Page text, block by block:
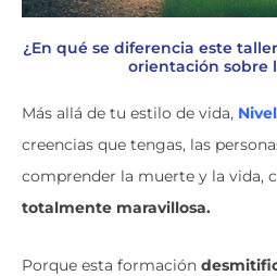
¿En qué se diferencia este
orientación sobre
Más allá de tu estilo de vida,
creencias que tengas, las
comprender la muerte y la vida,
totalmente maravillosa.
Porque esta formación